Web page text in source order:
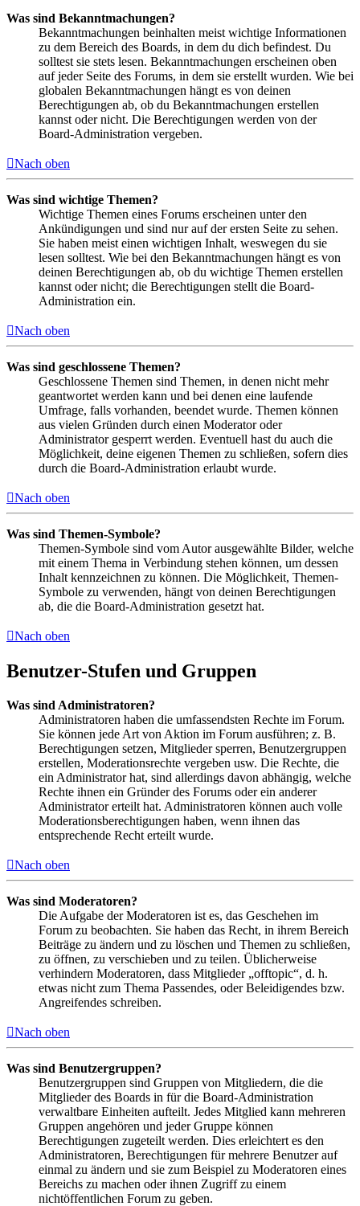
Was sind Bekanntmachungen?
Bekanntmachungen beinhalten meist wichtige Informationen
zu dem Bereich des Boards, in dem du dich befindest. Du
solltest sie stets lesen. Bekanntmachungen erscheinen oben
auf jeder Seite des Forums, in dem sie erstellt wurden. Wie bei
globalen Bekanntmachungen hängt es von deinen
Berechtigungen ab, ob du Bekanntmachungen erstellen
kannst oder nicht. Die Berechtigungen werden von der
Board-Administration vergeben.
Nach oben
Was sind wichtige Themen?
Wichtige Themen eines Forums erscheinen unter den
Ankündigungen und sind nur auf der ersten Seite zu sehen.
Sie haben meist einen wichtigen Inhalt, weswegen du sie
lesen solltest. Wie bei den Bekanntmachungen hängt es von
deinen Berechtigungen ab, ob du wichtige Themen erstellen
kannst oder nicht; die Berechtigungen stellt die Board-
Administration ein.
Nach oben
Was sind geschlossene Themen?
Geschlossene Themen sind Themen, in denen nicht mehr
geantwortet werden kann und bei denen eine laufende
Umfrage, falls vorhanden, beendet wurde. Themen können
aus vielen Gründen durch einen Moderator oder
Administrator gesperrt werden. Eventuell hast du auch die
Möglichkeit, deine eigenen Themen zu schließen, sofern dies
durch die Board-Administration erlaubt wurde.
Nach oben
Was sind Themen-Symbole?
Themen-Symbole sind vom Autor ausgewählte Bilder, welche
mit einem Thema in Verbindung stehen können, um dessen
Inhalt kennzeichnen zu können. Die Möglichkeit, Themen-
Symbole zu verwenden, hängt von deinen Berechtigungen
ab, die die Board-Administration gesetzt hat.
Nach oben
Benutzer-Stufen und Gruppen
Was sind Administratoren?
Administratoren haben die umfassendsten Rechte im Forum.
Sie können jede Art von Aktion im Forum ausführen; z. B.
Berechtigungen setzen, Mitglieder sperren, Benutzergruppen
erstellen, Moderationsrechte vergeben usw. Die Rechte, die
ein Administrator hat, sind allerdings davon abhängig, welche
Rechte ihnen ein Gründer des Forums oder ein anderer
Administrator erteilt hat. Administratoren können auch volle
Moderationsberechtigungen haben, wenn ihnen das
entsprechende Recht erteilt wurde.
Nach oben
Was sind Moderatoren?
Die Aufgabe der Moderatoren ist es, das Geschehen im
Forum zu beobachten. Sie haben das Recht, in ihrem Bereich
Beiträge zu ändern und zu löschen und Themen zu schließen,
zu öffnen, zu verschieben und zu teilen. Üblicherweise
verhindern Moderatoren, dass Mitglieder „offtopic“, d. h.
etwas nicht zum Thema Passendes, oder Beleidigendes bzw.
Angreifendes schreiben.
Nach oben
Was sind Benutzergruppen?
Benutzergruppen sind Gruppen von Mitgliedern, die die
Mitglieder des Boards in für die Board-Administration
verwaltbare Einheiten aufteilt. Jedes Mitglied kann mehreren
Gruppen angehören und jeder Gruppe können
Berechtigungen zugeteilt werden. Dies erleichtert es den
Administratoren, Berechtigungen für mehrere Benutzer auf
einmal zu ändern und sie zum Beispiel zu Moderatoren eines
Bereichs zu machen oder ihnen Zugriff zu einem
nichtöffentlichen Forum zu geben.